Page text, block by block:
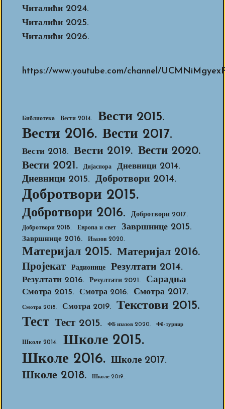
Читалићи 2024.
Читалићи 2025.
Читалићи 2026.
https://www.youtube.com/channel/
Библиотека Вести 2014. Вести 2015.
Вести 2016. Вести 2017.
Вести 2018. Вести 2019. Вести 2020.
Вести 2021. Дијаспора Дневници 2014.
Дневници 2015. Добротвори 2014.
Добротвори 2015.
Добротвори 2016. Добротвори 2017.
Добротвори 2018. Европа и свет Завршнице 2015.
Завршнице 2016. Изазов 2020.
Материјал 2015. Материјал 2016.
Пројекат Радионице Резултати 2014.
Резултати 2016. Резултати 2021. Сарадња
Смотра 2015. Смотра 2016. Смотра 2017.
Смотра 2018. Смотра 2019. Текстови 2015.
Тест Тест 2015. ФБ изазов 2020. Фб-турнир
Школе 2014.
Школе 2015.
Школе 2016. Школе 2017.
Школе 2018. Школе 2019.